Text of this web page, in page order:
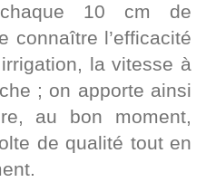
10 cm de
connaître l’efficacité
irrigation, la vitesse à
; on apporte ainsi
au bon moment,
de qualité tout en